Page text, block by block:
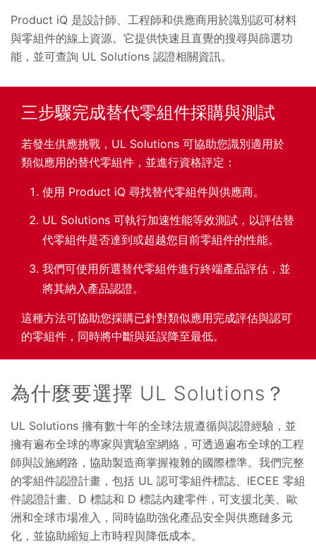
Product iQ 是設計師、工程師和供應商用於識別認可材料
與零組件的線上資源。它提供快速且直覺的搜尋與篩選功
能，並可查詢 UL Solutions 認證相關資訊。
三步驟完成替代零組件採購與測試
若發生供應挑戰，UL Solutions 可協助您識別適用於
類似應用的替代零組件，並進行資格評定：
使用 Product iQ 尋找替代零組件與供應商。
UL Solutions 可執行加速性能等效測試，以評估替
代零組件是否達到或超越您目前零組件的性能。
我們可使用所選替代零組件進行終端產品評估，並
將其納入產品認證。
這種方法可協助您採購已針對類似應用完成評估與認可
的零組件，同時將中斷與延誤降至最低。
為什麼要選擇 UL Solutions？
UL Solutions 擁有數十年的全球法規遵循與認證經驗，並
擁有遍布全球的專家與實驗室網絡，可透過遍布全球的工程
師與設施網路，協助製造商掌握複雜的國際標準。我們完整
的零組件認證計畫，包括 UL 認可零組件標誌、IECEE 零組
件認證計畫、D 標誌和 D 標誌內建零件，可支援北美、歐
洲和全球市場准入，同時協助強化產品安全與供應鏈多元
化，並協助縮短上市時程與降低成本。